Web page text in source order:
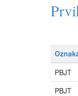
PBJT
PBJT